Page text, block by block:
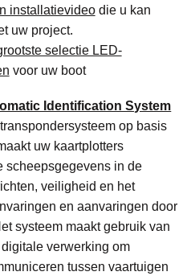
installatievideodie u kan
uw project.
selectie LED-
voor uw boot
Identification System
op basis
uw kaartplotters
scheepsgegevens in de
veiligheid en het
en aanvaringen door
systeem maakt gebruik van
verwerking om
tussen vaartuigen